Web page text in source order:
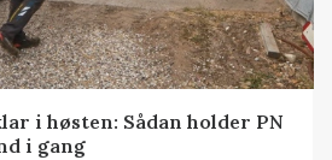
i høsten: Sådan holder PN
i gang